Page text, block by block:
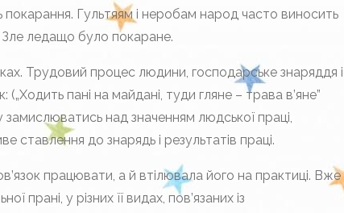
покарання. Гультяям і неробам народ часто виносить
Зле ледащо було покаране.
Трудовий процес людини, господарське знаряддя і
пані на майдані, туди гляне – трава в’яне”
над значенням людської праці,
до знарядь і результатів праці.
працювати, а й втілювала його на практиці. Вже
прані, у різних її видах, пов’язаних із